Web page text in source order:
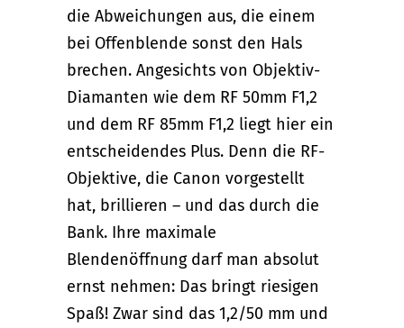
die Abweichungen aus, die einem
bei Offenblende sonst den Hals
brechen. Angesichts von Objektiv-
Diamanten wie dem RF 50mm F1,2
und dem RF 85mm F1,2 liegt hier ein
entscheidendes Plus. Denn die RF-
Objektive, die Canon vorgestellt
hat, brillieren – und das durch die
Bank. Ihre maximale
Blendenöffnung darf man absolut
ernst nehmen: Das bringt riesigen
Spaß! Zwar sind das 1,2/50 mm und